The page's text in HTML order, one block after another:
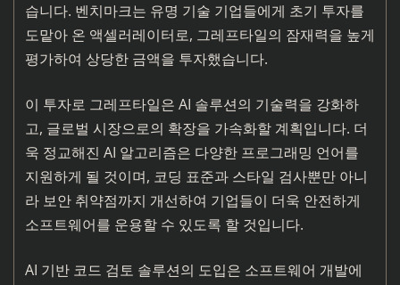
습니다. 벤치마크는 유명 기술 기업들에게 초기 투자를
도맡아 온 액셀러레이터로, 그레프타일의 잠재력을 높게
평가하여 상당한 금액을 투자했습니다.
이 투자로 그레프타일은 AI 솔루션의 기술력을 강화하
고, 글로벌 시장으로의 확장을 가속화할 계획입니다. 더
욱 정교해진 AI 알고리즘은 다양한 프로그래밍 언어를
지원하게 될 것이며, 코딩 표준과 스타일 검사뿐만 아니
라 보안 취약점까지 개선하여 기업들이 더욱 안전하게
소프트웨어를 운용할 수 있도록 할 것입니다.
AI 기반 코드 검토 솔루션의 도입은 소프트웨어 개발에